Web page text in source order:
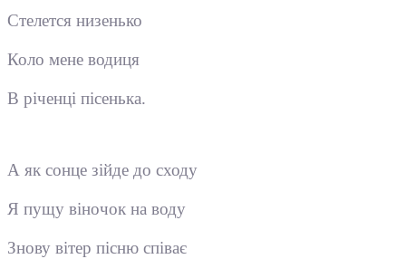
Стелется низенько
Коло мене водиця
В річенці пісенька.
А як сонце зійде до сходу
Я пущу віночок на воду
Знову вітер пісню співає